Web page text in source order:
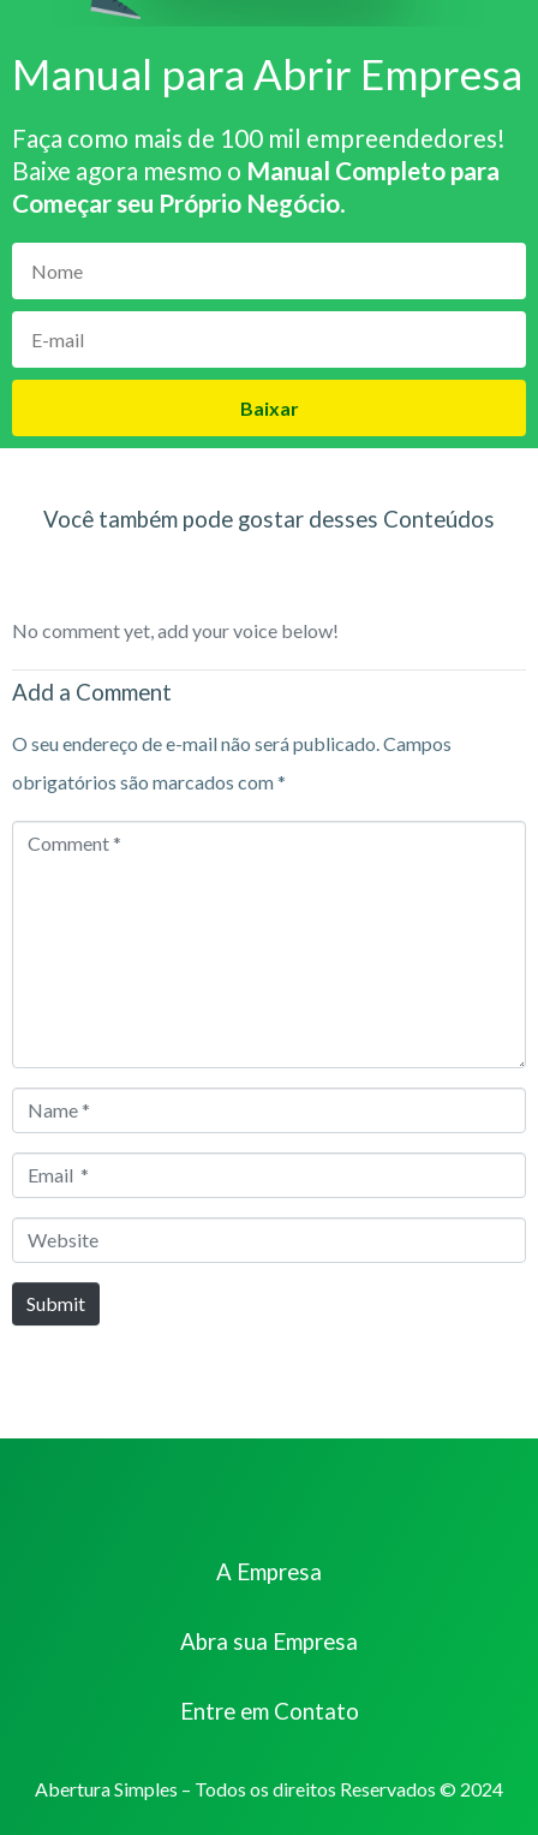
Manual para Abrir Empresa
Faça como mais de 100 mil empreendedores!
Baixe agora mesmo o Manual Completo para
Começar seu Próprio Negócio.
Baixar
Você também pode gostar desses Conteúdos
No comment yet, add your voice below!
Add a Comment
O seu endereço de e-mail não será publicado.Campos
obrigatórios são marcados com*
Comment
Name
Email
Website
Submit
A Empresa
Abra sua Empresa
Entre em Contato
Abertura Simples – Todos os direitos Reservados © 2024